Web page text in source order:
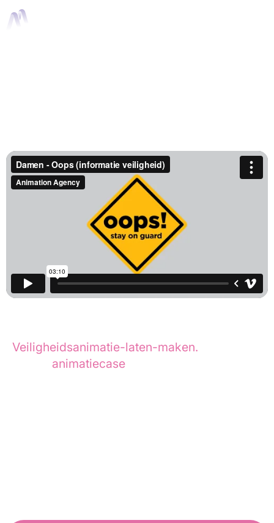
Veiligheidsanimatie-laten-maken.
animatiecase